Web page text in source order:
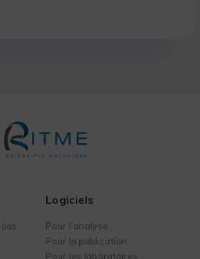
Logiciels
Pour l’analyse
Pour la publication
Pour les laboratoires